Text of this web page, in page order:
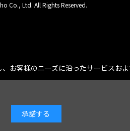
Co., Ltd. All Rights Reserved.
お客様のニーズに沿ったサービス
承諾する